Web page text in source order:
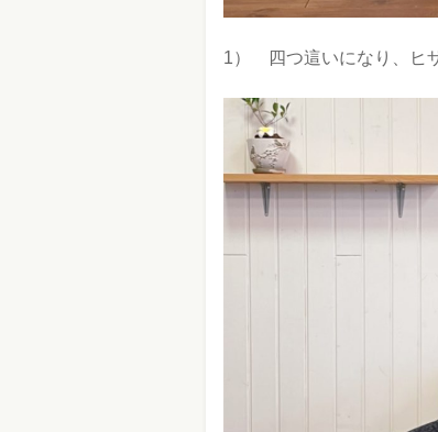
1） 四つ這いになり、ヒ